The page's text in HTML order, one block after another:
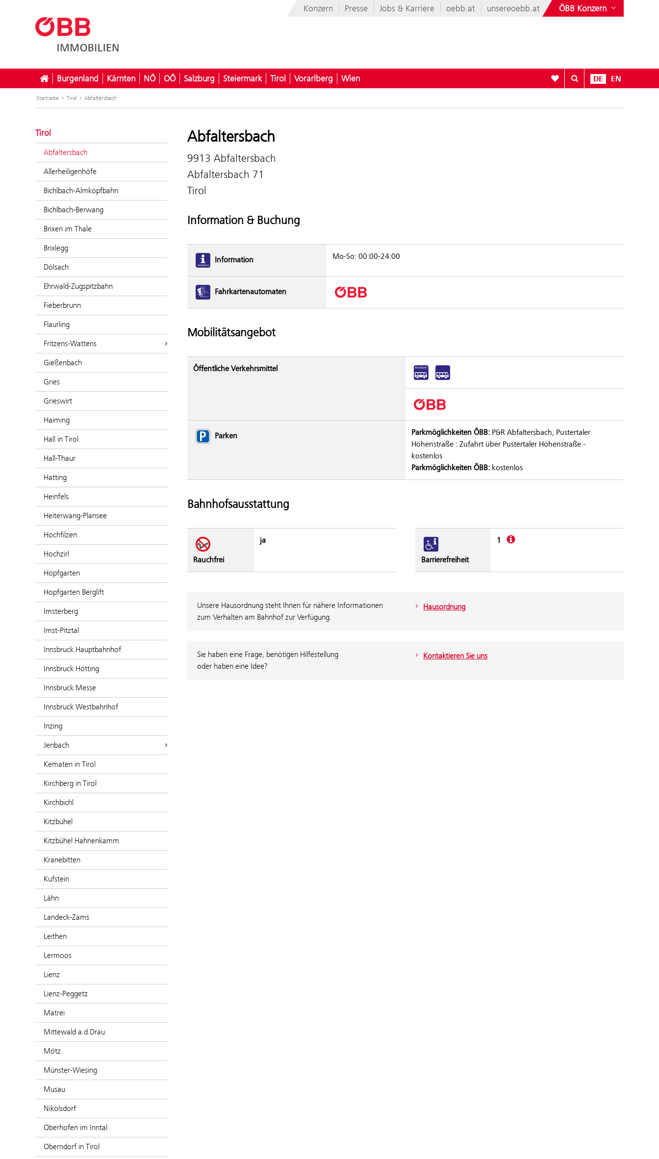
Konzern Presse Jobs & Karriere oebb.at unsereoebb.at ÖBB Konzern
Burgenland Kärnten NÖ OÖ Salzburg Steiermark Tirol Vorarlberg Wien Zur Favoritenliste
DE EN
Startseite Tirol Abfaltersbach
Tirol
Abfaltersbach
Allerheiligenhöfe
Bichlbach-Almkopfbahn
Bichlbach-Berwang
Brixen im Thale
Brixlegg
Dölsach
Ehrwald-Zugspitzbahn
Fieberbrunn
Flaurling
Fritzens-Wattens
Gießenbach
Gries
Grieswirt
Haiming
Hall in Tirol
Hall-Thaur
Hatting
Heinfels
Heiterwang-Plansee
Hochfilzen
Hochzirl
Hopfgarten
Hopfgarten Berglift
Imsterberg
Imst-Pitztal
Innsbruck Hauptbahnhof
Innsbruck Hötting
Innsbruck Messe
Innsbruck Westbahnhof
Inzing
Jenbach
Kematen in Tirol
Kirchberg in Tirol
Kirchbichl
Kitzbühel
Kitzbühel Hahnenkamm
Kranebitten
Kufstein
Lähn
Landeck-Zams
Leithen
Lermoos
Lienz
Lienz-Peggetz
Matrei
Mittewald a.d.Drau
Mötz
Münster-Wiesing
Musau
Nikolsdorf
Oberhofen im Inntal
Oberndorf in Tirol
Abfaltersbach
9913 Abfaltersbach
Abfaltersbach 71
Tirol
Information & Buchung
Information Mo-So: 00:00-24:00
Fahrkarten­automaten
Mobilitätsangebot
Öffentliche Verkehrsmittel
Parken Parkmöglichkeiten ÖBB: P&R Abfaltersbach, Pustertaler
Höhenstraße : Zufahrt über Pustertaler Höhenstraße -
kostenlos
Parkmöglichkeiten ÖBB: kostenlos
Bahnhofsausstattung
Rauchfrei
ja
Barrierefreiheit
1 Beschreibung
Unsere Hausordnung steht Ihnen für nähere Informationen
zum Verhalten am Bahnhof zur Verfügung.
Hausordnung
Sie haben eine Frage, benötigen Hilfestellung
oder haben eine Idee?
Kontaktieren Sie uns